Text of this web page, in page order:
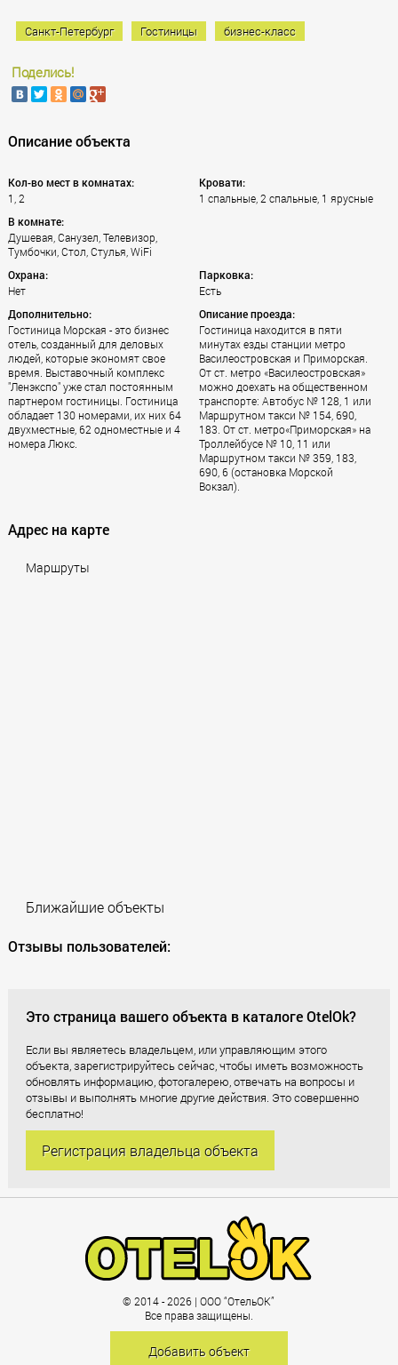
Санкт-Петербург Гостиницы бизнес-класс
Поделись!
Описание объекта
Кол-во мест в комнатах:
1, 2
Кровати:
1 спальные, 2 спальные, 1 ярусные
В комнате:
Душевая, Санузел, Телевизор,
Тумбочки, Стол, Стулья, WiFi
Охрана:
Нет
Парковка:
Есть
Дополнительно:
Гостиница Морская - это бизнес
отель, созданный для деловых
людей, которые экономят свое
время. Выставочный комплекс
"Ленэкспо" уже стал постоянным
партнером гостиницы. Гостиница
обладает 130 номерами, их них 64
двухместные, 62 одноместные и 4
номера Люкс.
Описание проезда:
Гостиница находится в пяти
минутах езды станции метро
Василеостровская и Приморская.
От ст. метро «Василеостровская»
можно доехать на общественном
транспорте: Автобус № 128, 1 или
Маршрутном такси № 154, 690,
183. От ст. метро«Приморская» на
Троллейбусе № 10, 11 или
Маршрутном такси № 359, 183,
690, 6 (остановка Морской
Вокзал).
Адрес на карте
Маршруты
Ближайшие объекты
Отзывы пользователей:
Это страница вашего объекта в каталоге OtelOk?
Если вы являетесь владельцем, или управляющим этого
объекта, зарегистрируйтесь сейчас, чтобы иметь возможность
обновлять информацию, фотогалерею, отвечать на вопросы и
отзывы и выполнять многие другие действия. Это совершенно
бесплатно!
Регистрация владельца объекта
© 2014 - 2026 | ООО “ОтельОК”
Все права защищены.
Добавить объект